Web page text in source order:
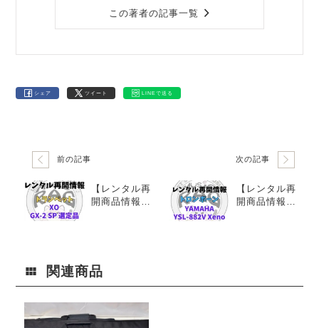
この著者の記事一覧
シェア ツイート LINEで送る
前の記事
【レンタル再
開商品情報】X
ンペットレン
タル
次の記事
【レンタル再
開商品情報】Y
関連商品